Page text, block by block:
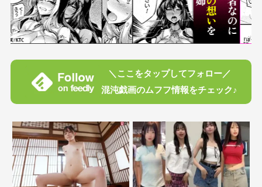
＼ここをタップしてフォロー／
混沌戯画のムフフ情報をチェック♪